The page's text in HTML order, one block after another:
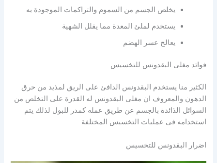
يخلص الجسم من السموم والتراكمات الموجودة به
يستخدم لملئ المعدة مما يقلل الشهية
يعالج عسر الهضم
فوائد مغلى البقدونس للتخسيس
الكثير منا يستخدم البقدونس الدافئ على الريق لمذيد من حرق
الدهون والمعروف ان مغلى البقدونس له القدرة على التخلص من
السوائل الذائدة بالجسم عن طريق عمله كمدر للبول لذلك يتم
استخدامه فى عمليات التخسيس المختلفة
اضرار البقدونس للتخسيس